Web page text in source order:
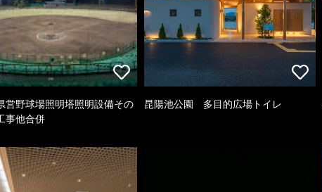
営野球場照明塔照明設備その
事他合併
昆陽池公園 多目的広場トイレ